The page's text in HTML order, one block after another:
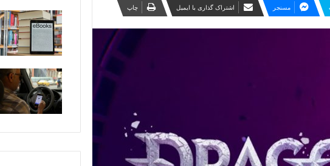
مسنجر اشتراک گذاری با ایمیل چاپ